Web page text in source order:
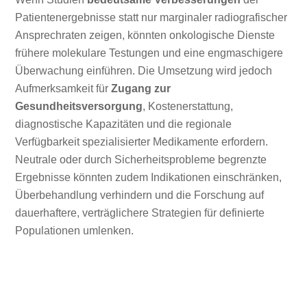
Patientenergebnisse statt nur marginaler radiografischer
Ansprechraten zeigen, könnten onkologische Dienste
frühere molekulare Testungen und eine engmaschigere
Überwachung einführen. Die Umsetzung wird jedoch
Aufmerksamkeit fürZugang zur
Gesundheitsversorgung, Kostenerstattung,
diagnostische Kapazitäten und die regionale
Verfügbarkeit spezialisierter Medikamente erfordern.
Neutrale oder durch Sicherheitsprobleme begrenzte
Ergebnisse könnten zudem Indikationen einschränken,
Überbehandlung verhindern und die Forschung auf
dauerhaftere, verträglichere Strategien für definierte
Populationen umlenken.